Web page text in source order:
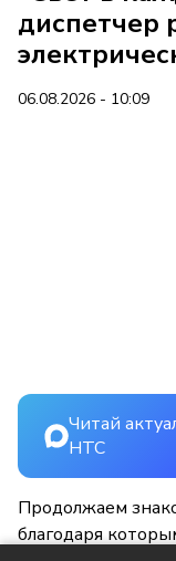
диспетчер
06.08.2026 - 10:09
Читай
НТС
Продолжаем
благодаря